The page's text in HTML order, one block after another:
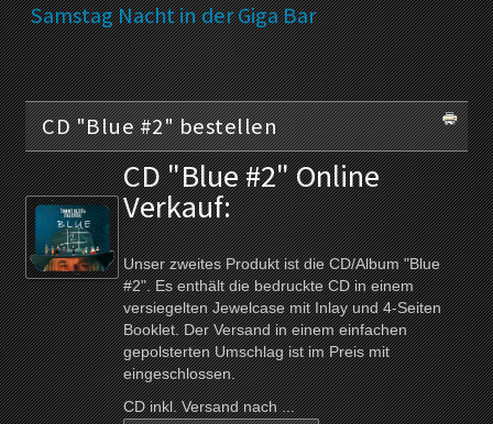
Samstag Nacht in der Giga Bar
CD "Blue #2" bestellen
CD "Blue #2" Online
Verkauf:
Unser zweites Produkt ist die CD/Album "Blue
#2". Es enthält die bedruckte CD in einem
versiegelten Jewelcase mit Inlay und 4-Seiten
Booklet. Der Versand in einem einfachen
gepolsterten Umschlag ist im Preis mit
eingeschlossen.
CD inkl. Versand nach ...